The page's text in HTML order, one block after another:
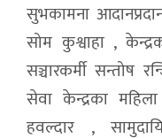
सुभकामना
सोम कुश्वाहा ,
सञ्चारकर्मी सन्तोष
सेवा केन्द्रका
हवल्दार ,